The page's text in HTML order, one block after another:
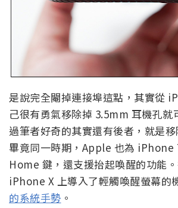
是說完全閹掉連接埠這點，其實從
己很有勇氣移除掉 3.5mm 耳機孔就
過筆者好奇的其實還有後者，就是移
畢竟同一時期，Apple 也為 iPhone
Home 鍵，還支援抬起喚醒的功能
iPhone X 上導入了輕觸喚醒螢幕的
的系統手勢 。